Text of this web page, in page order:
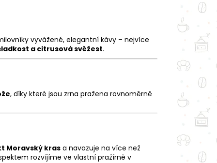
vyvážené, elegantní kávy – nejvíce
a citrusová svěžest.
, díky které jsou zrna pražena rovnoměrně
Moravský kras a navazuje na více než
rozvíjíme ve vlastní pražírně v